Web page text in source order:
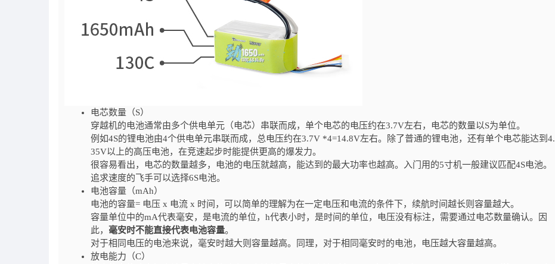
电芯数量（S）
穿越机的电池通常由多个供电单元（电芯）串联而成，单个电芯的电压约在3.7V左右，电芯的数量以S为单位。
例如4S的锂电池由4个供电单元串联而成，总电压约在3.7V *4=14.8V左右。除了普通的锂电池，还有单个电芯能达到4.
35V以上的高压电池，在竞速起步时能提供更高的爆发力。
很容易看出，电芯的数量越多，电池的电压就越高，能达到的最大功率也越高。入门用的5寸机一般建议匹配4S电池。
追求速度的飞手可以选择6S电池。
电池容量（mAh）
电池的容量= 电压 x 电流 x 时间，可以简单的理解为在一定电压和电流的条件下，续航时间越长则容量越大。
容量单位中的mA代表毫安，是电流的单位，h代表小时，是时间的单位，电压没有标注，需要通过电芯数量确认。因
此， 毫安时不能直接代表电池容量。
对于相同电压的电池来说，毫安时越大则容量越高。同理，对于相同毫安时的电池，电压越大容量越高。
放电能力（C）